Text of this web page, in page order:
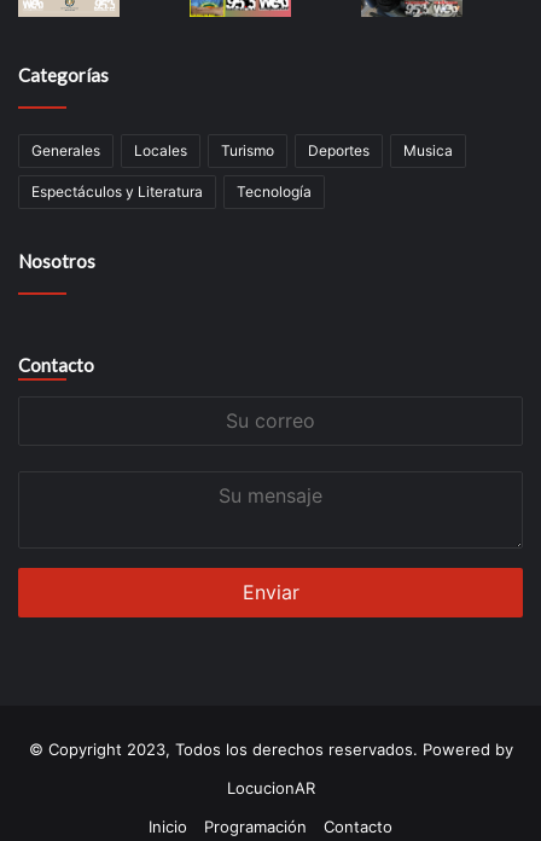
Categorías
Generales Locales Turismo Deportes Musica
Espectáculos y Literatura Tecnología
Nosotros
Contacto
© Copyright 2023, Todos los derechos reservados. Powered by
LocucionAR
Inicio
Programación Contacto